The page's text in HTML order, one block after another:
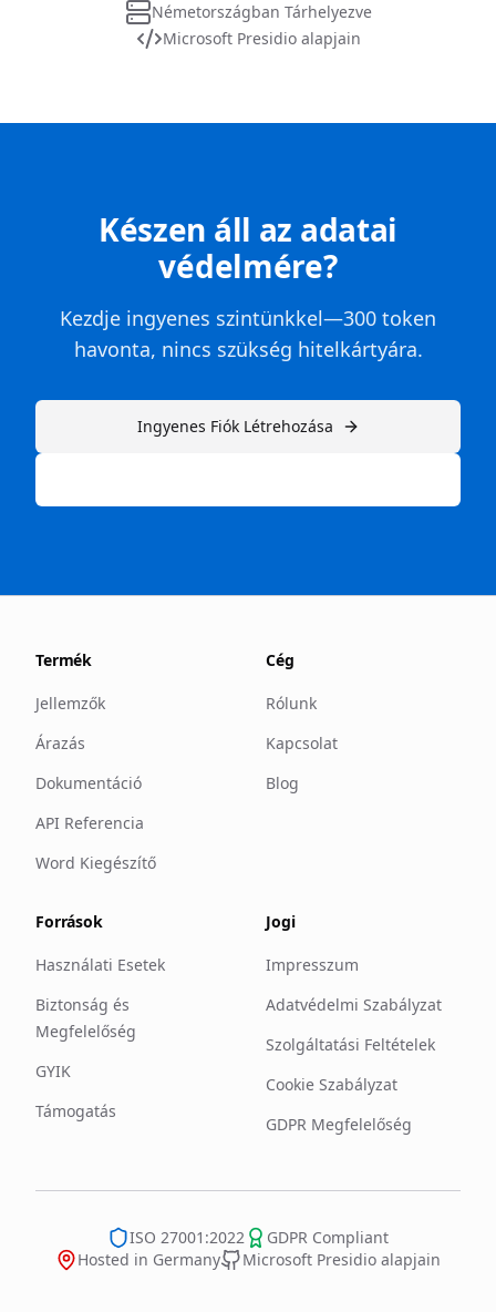
Németországban Tárhelyezve
Microsoft Presidio alapjain
Készen áll az adatai
védelmére?
Kezdje ingyenes szintünkkel—300 token
havonta, nincs szükség hitelkártyára.
Ingyenes Fiók Létrehozása
Termék
Jellemzők
Árazás
Dokumentáció
API Referencia
Word Kiegészítő
Cég
Rólunk
Kapcsolat
Blog
Források
Használati Esetek
Biztonság és
Megfelelőség
GYIK
Támogatás
Jogi
Impresszum
Adatvédelmi Szabályzat
Szolgáltatási Feltételek
Cookie Szabályzat
GDPR Megfelelőség
ISO 27001:2022
GDPR Compliant
Hosted in Germany
Microsoft Presidio alapjain